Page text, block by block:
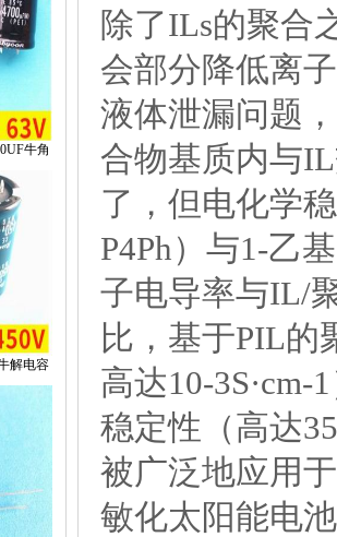
牛角
解电容
除了ILs的聚合
会部分降低离
液体泄漏问题
合物基质内与
了，但电化学
P4Ph）与1-乙
子电导率与IL/
比，基于PIL
高达10-
稳定性（高达
被广泛地应用
敏化太阳能电